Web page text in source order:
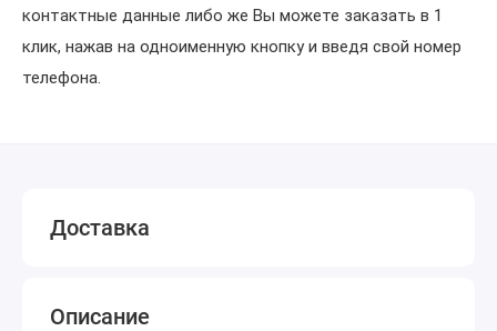
контактные данные либо же Вы можете заказать в 1
клик, нажав на одноименную кнопку и введя свой номер
телефона.
Доставка
Описание